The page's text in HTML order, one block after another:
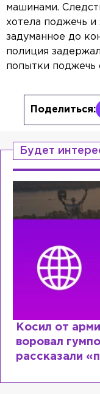
машинами.
хотела поджечь и
задуманное до
полиция
попытки поджечь
Поделиться:
Будет
Рыдает из-за
Лазаревым:
сходит с ума